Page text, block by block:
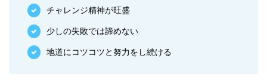
チャレンジ精神が旺盛
少しの失敗では諦めない
地道にコツコツと努力をし続ける